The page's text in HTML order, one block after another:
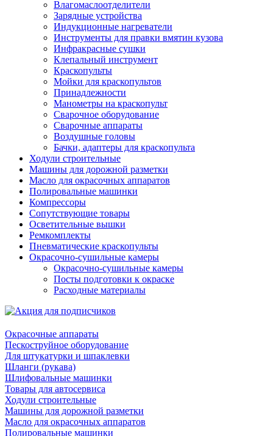
Влагомаслоотделители
Зарядные устройства
Индукционные нагреватели
Инструменты для правки вмятин кузова
Инфракрасные сушки
Клепальный инструмент
Краскопульты
Мойки для краскопультов
Принадлежности
Манометры на краскопульт
Сварочное оборудование
Сварочные аппараты
Воздушные головы
Бачки, адаптеры для краскопульта
Ходули строительные
Машины для дорожной разметки
Масло для окрасочных аппаратов
Полировальные машинки
Компрессоры
Сопутствующие товары
Осветительные вышки
Ремкомплекты
Пневматические краскопульты
Окрасочно-сушильные камеры
Окрасочно-сушильные камеры
Посты подготовки к окраске
Расходные материалы
Окрасочные аппараты
Пескоструйное оборудование
Для штукатурки и шпаклевки
Шланги (рукава)
Шлифовальные машинки
Товары для автосервиса
Ходули строительные
Машины для дорожной разметки
Масло для окрасочных аппаратов
Полировальные машинки